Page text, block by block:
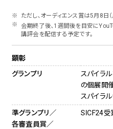
ただし、オーディエンス賞は5月8日
会期終了後、1週間後を目安に
講評会を配信する予定です。
顕彰
グランプリ
スパイラ
の個展開
スパイラ
準グランプリ／
各審査員賞／
SICF24受